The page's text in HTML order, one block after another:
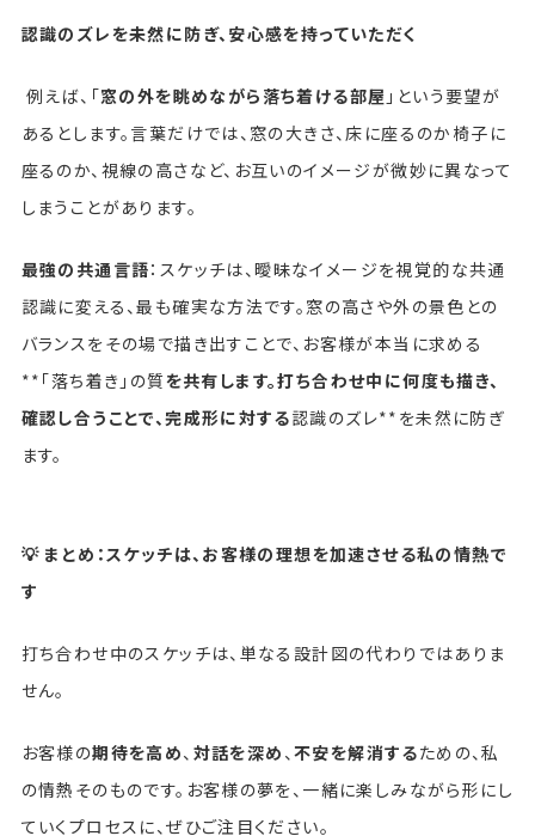
認識のズレを未然に防ぎ、安心感を持っていただく
例えば、「窓の外を眺めながら落ち着ける部屋 」という要望が
あるとします。言葉だけでは、窓の大きさ、床に座るのか椅子に
座るのか、視線の高さなど、お互いのイメージが微妙に異なって
しまうことがあります。
最強の共通言語：スケッチは、曖昧なイメージを視覚的な共通
認識に変える、最も確実な方法です。窓の高さや外の景色との
バランスをその場で描き出すことで、お客様が本当に求める
**「落ち着き」の質を共有します。打ち合わせ中に何度も描き、
確認し合うことで、完成形に対する認識のズレ**を未然に防ぎ
ます。
💡 まとめ：スケッチは、お客様の理想を加速させる私の情熱で
す
打ち合わせ中のスケッチは、単なる設計図の代わりではありま
せん。
お客様の期待を高め、 対話を深め 、不安を解消するための、私
の情熱そのものです。お客様の夢を、一緒に楽しみながら形にし
ていくプロセスに、ぜひご注目ください。